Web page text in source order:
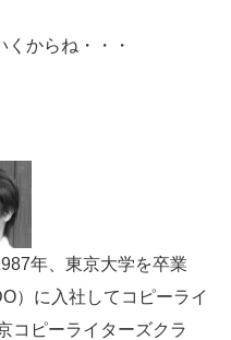
からね・・・
年、東京大学を卒業
）に入社してコピーライ
コピーライターズクラ